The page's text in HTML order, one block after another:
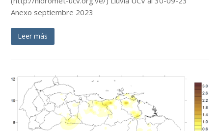
Anexo septiembre 2023
Leer más